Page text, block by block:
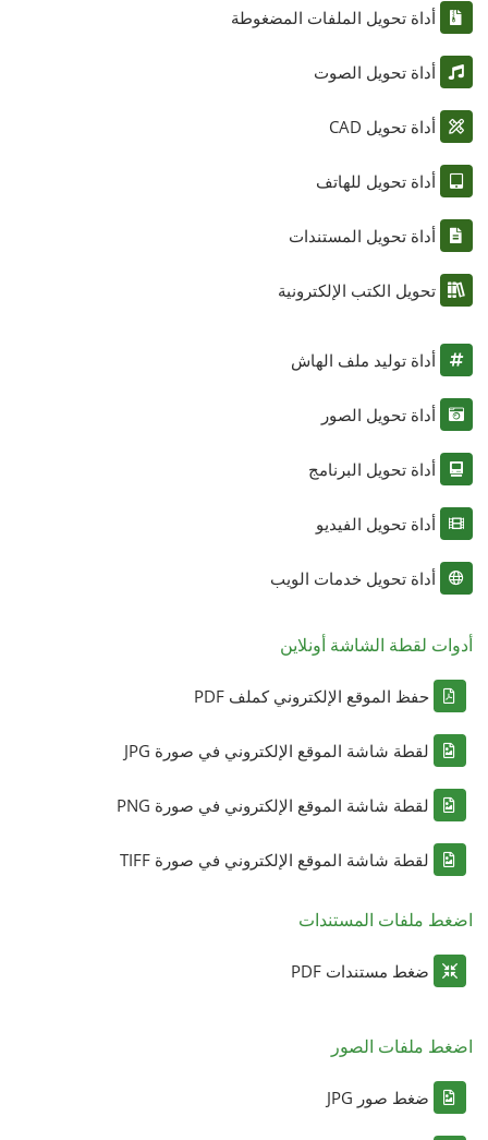
أداة تحويل الملفات المضغوطة
أداة تحويل الصوت
أداة تحويل CAD
أداة تحويل للهاتف
أداة تحويل المستندات
تحويل الكتب الإلكترونية
أداة توليد ملف الهاش
أداة تحويل الصور
أداة تحويل البرنامج
أداة تحويل الفيديو
أداة تحويل خدمات الويب
أدوات لقطة الشاشة أونلاين
حفظ الموقع الإلكتروني كملف PDF
لقطة شاشة الموقع الإلكتروني في صورة JPG
لقطة شاشة الموقع الإلكتروني في صورة PNG
لقطة شاشة الموقع الإلكتروني في صورة TIFF
اضغط ملفات المستندات
ضغط مستندات PDF
اضغط ملفات الصور
ضغط صور JPG